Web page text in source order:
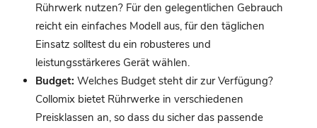
Rührwerk nutzen? Für den gelegentlichen Gebrauch
reicht ein einfaches Modell aus, für den täglichen
Einsatz solltest du ein robusteres und
leistungsstärkeres Gerät wählen.
Budget: Welches Budget steht dir zur Verfügung?
Collomix bietet Rührwerke in verschiedenen
Preisklassen an, so dass du sicher das passende